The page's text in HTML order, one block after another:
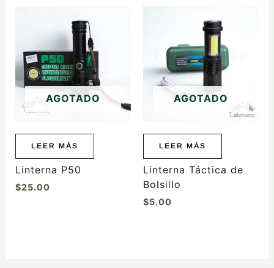
AGOTADO
LEER MÁS
Linterna P50
$25.00
AGOTADO
LEER MÁS
Linterna Táctica de
Bolsillo
$5.00